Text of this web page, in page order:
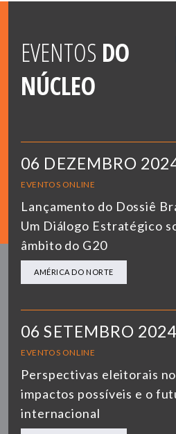
EVENTOS DO
NÚCLEO
06 DEZEMBRO
EVENTOS ONLINE
Lançamento do Dossiê
Um Diálogo Estratégico
âmbito do G20
AMÉRICA DO NORTE
06 SETEMBRO 2024
EVENTOS ONLINE
Perspectivas eleitorais
impactos possíveis e o
internacional